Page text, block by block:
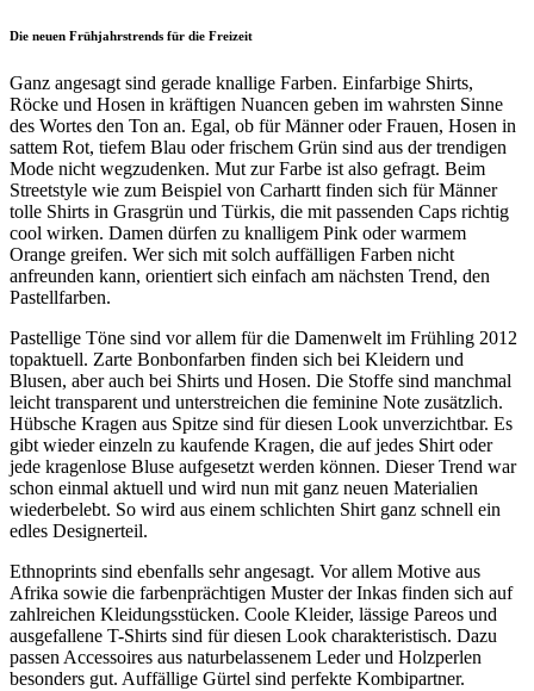
Die neuen Frühjahrstrends für die Freizeit
Ganz angesagt sind gerade knallige Farben. Einfarbige Shirts,
Röcke und Hosen in kräftigen Nuancen geben im wahrsten Sinne
des Wortes den Ton an. Egal, ob für Männer oder Frauen, Hosen in
sattem Rot, tiefem Blau oder frischem Grün sind aus der trendigen
Mode nicht wegzudenken. Mut zur Farbe ist also gefragt. Beim
Streetstyle wie zum Beispiel von Carhartt finden sich für Männer
tolle Shirts in Grasgrün und Türkis, die mit passenden Caps richtig
cool wirken. Damen dürfen zu knalligem Pink oder warmem
Orange greifen. Wer sich mit solch auffälligen Farben nicht
anfreunden kann, orientiert sich einfach am nächsten Trend, den
Pastellfarben.
Pastellige Töne sind vor allem für die Damenwelt im Frühling 2012
topaktuell. Zarte Bonbonfarben finden sich bei Kleidern und
Blusen, aber auch bei Shirts und Hosen. Die Stoffe sind manchmal
leicht transparent und unterstreichen die feminine Note zusätzlich.
Hübsche Kragen aus Spitze sind für diesen Look unverzichtbar. Es
gibt wieder einzeln zu kaufende Kragen, die auf jedes Shirt oder
jede kragenlose Bluse aufgesetzt werden können. Dieser Trend war
schon einmal aktuell und wird nun mit ganz neuen Materialien
wiederbelebt. So wird aus einem schlichten Shirt ganz schnell ein
edles Designerteil.
Ethnoprints sind ebenfalls sehr angesagt. Vor allem Motive aus
Afrika sowie die farbenprächtigen Muster der Inkas finden sich auf
zahlreichen Kleidungsstücken. Coole Kleider, lässige Pareos und
ausgefallene T-Shirts sind für diesen Look charakteristisch. Dazu
passen Accessoires aus naturbelassenem Leder und Holzperlen
besonders gut. Auffällige Gürtel sind perfekte Kombipartner.